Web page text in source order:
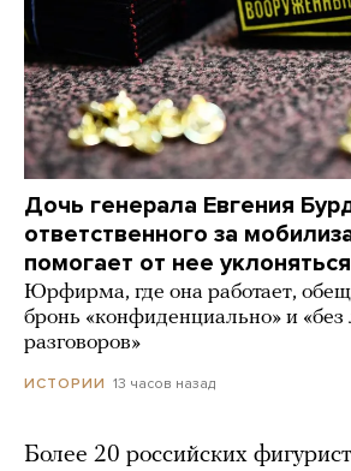
Дочь генерала Евгения
ответственного за
помогает от нее
Юрфирма, где она работает,
бронь «конфиденциально» и
разговоров»
ИСТОРИИ 13 часов назад
Более 20 российских